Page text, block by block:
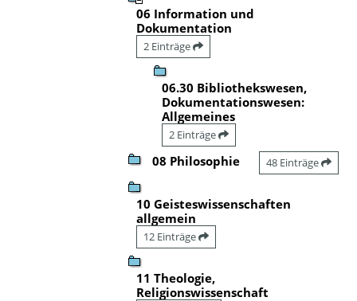
06 Information und
Dokumentation
2 Einträge
06.30 Bibliothekswesen,
Dokumentationswesen:
Allgemeines
2 Einträge
08 Philosophie 48 Einträge
10 Geisteswissenschaften
allgemein
12 Einträge
11 Theologie,
Religionswissenschaft